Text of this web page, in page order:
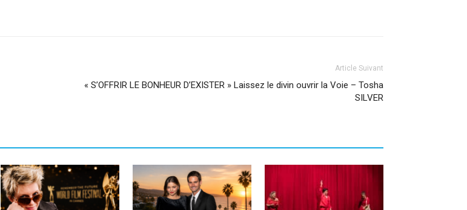
Article Suivant
« S’OFFRIR LE BONHEUR D’EXISTER » Laissez le divin ouvrir la Voie – Tosha
SILVER